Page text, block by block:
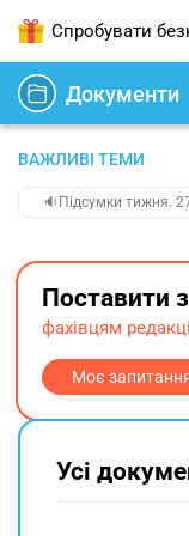
Спробувати
Документи
ВАЖЛИВІ ТЕМИ
🔉Підсумки тижня.
Поставити
фахівцям
Моє
Усі